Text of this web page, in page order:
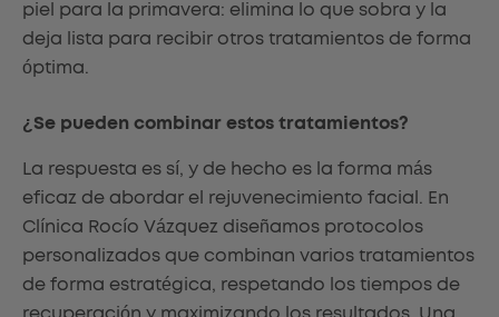
piel para la primavera: elimina lo que sobra y la
deja lista para recibir otros tratamientos de forma
óptima.
¿Se pueden combinar estos tratamientos?
La respuesta es sí, y de hecho es la forma más
eficaz de abordar el rejuvenecimiento facial. En
Clínica Rocío Vázquez diseñamos protocolos
personalizados que combinan varios tratamientos
de forma estratégica, respetando los tiempos de